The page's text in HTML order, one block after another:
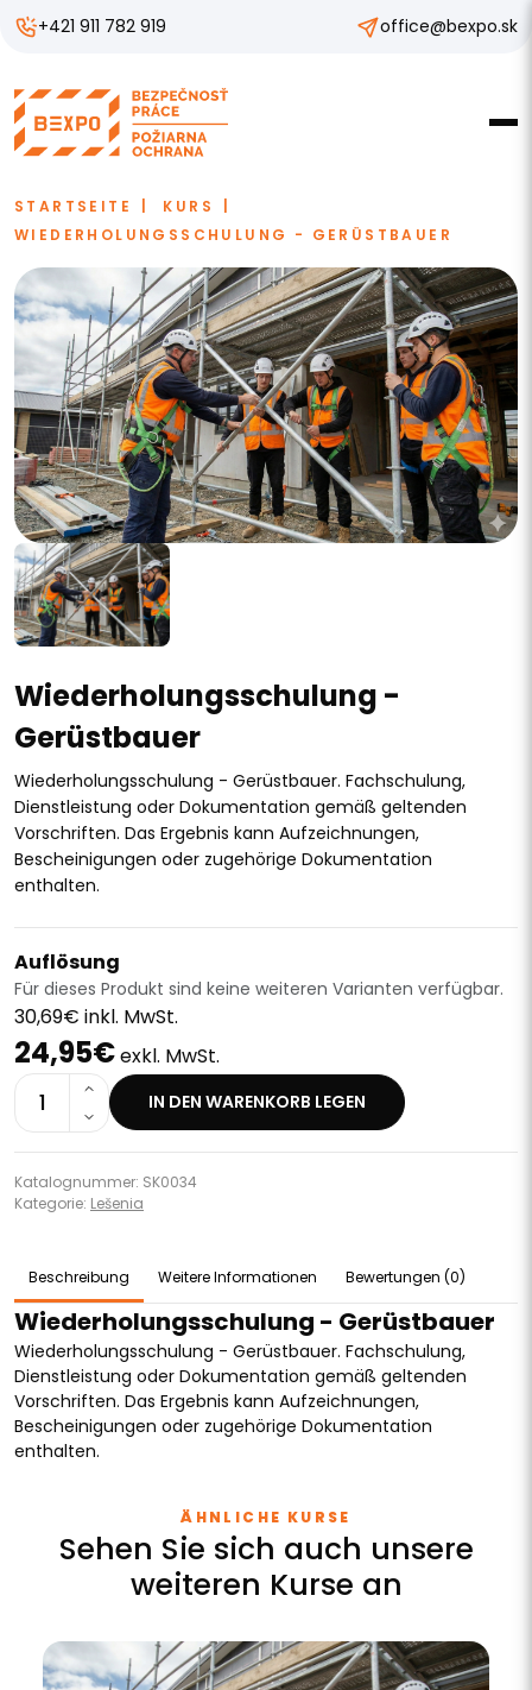
+421 911 782 919 office@bexpo.sk
STARTSEITE
KURS
WIEDERHOLUNGSSCHULUNG - GERÜSTBAUER
Wiederholungsschulung -
Gerüstbauer
Wiederholungsschulung - Gerüstbauer. Fachschulung,
Dienstleistung oder Dokumentation gemäß geltenden
Vorschriften. Das Ergebnis kann Aufzeichnungen,
Bescheinigungen oder zugehörige Dokumentation
enthalten.
Auflösung
Für dieses Produkt sind keine weiteren Varianten verfügbar.
30,69€ inkl. MwSt.
24,95€exkl. MwSt.
1 IN DEN WARENKORB LEGEN
Katalognummer: SK0034
Kategorie: Lešenia
Beschreibung Weitere Informationen Bewertungen (0)
Wiederholungsschulung - Gerüstbauer
Wiederholungsschulung - Gerüstbauer. Fachschulung,
Dienstleistung oder Dokumentation gemäß geltenden
Vorschriften. Das Ergebnis kann Aufzeichnungen,
Bescheinigungen oder zugehörige Dokumentation
enthalten.
ÄHNLICHE KURSE
Sehen Sie sich auch unsere
weiteren Kurse an